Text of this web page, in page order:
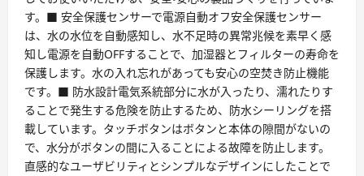
す。■ 安全保護センサーで電源自動オフ安全保護センサー
は、水の水位を自動感知し、水不足時の異常兆候を素早く感
知し電源を自動OFFすることで、加湿器とフィルターの寿命を
保護します。水の入れ忘れがあっても安心の空焚き防止機能
です。■ 防水設計電気系統部分に水が入ったり、濡れたりす
ることで発生する危険を防止するため、防水シーリングを搭
載しています。タッチボタンはボタンと本体の隙間がないの
で、水分がボタンの間に入ることによる故障を防止します。
直感的なユーザビリティとシンプルなデザインにしたことで